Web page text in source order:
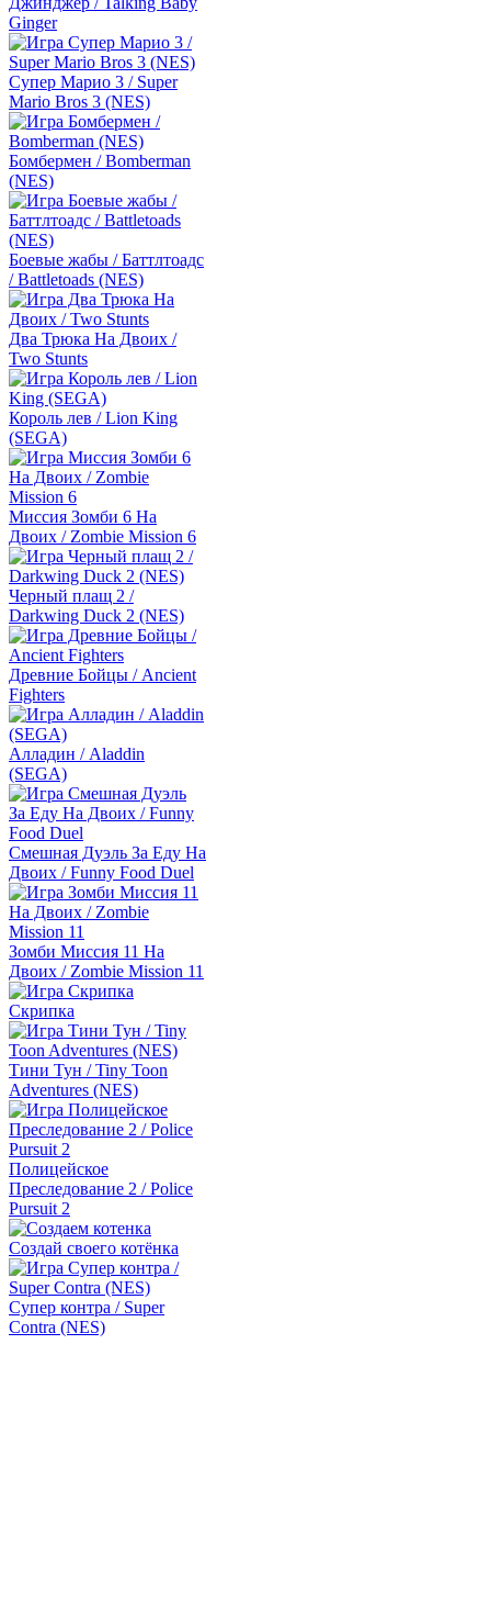
Ginger
Супер Марио 3 / Super
Mario Bros 3 (NES)
Бомбермен / Bomberman
(NES)
Боевые жабы / Баттлтоадс
/ Battletoads (NES)
Два Трюка На Двоих /
Two Stunts
Король лев / Lion King
(SEGA)
Миссия Зомби 6 На
Двоих / Zombie Mission 6
Черный плащ 2 /
Darkwing Duck 2 (NES)
Древние Бойцы / Ancient
Fighters
Алладин / Aladdin
(SEGA)
Смешная Дуэль За Еду На
Двоих / Funny Food Duel
Зомби Миссия 11 На
Двоих / Zombie Mission 11
Cкрипка
Тини Тун / Tiny Toon
Adventures (NES)
Полицейское
Преследование 2 / Police
Pursuit 2
Создай своего котёнка
Супер контра / Super
Contra (NES)